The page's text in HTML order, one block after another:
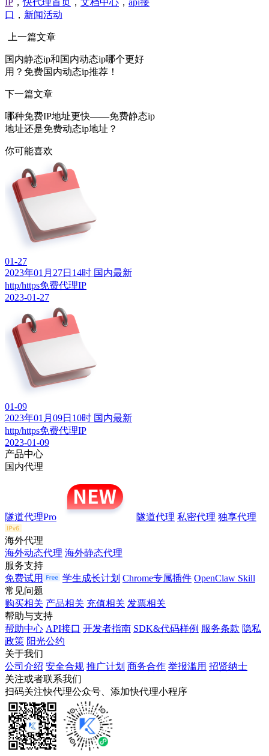
IP ，快代理首页 ， 文档中心 ， api接
口 ， 新闻活动
上一篇文章
国内静态ip和国内动态ip哪个更好
用？免费国内动态ip推荐！
下一篇文章
哪种免费IP地址更快——免费静态ip
地址还是免费动态ip地址？
你可能喜欢
01-27
2023年01月27日14时 国内最新
http/https免费代理IP
2023-01-27
01-09
2023年01月09日10时 国内最新
http/https免费代理IP
2023-01-09
产品中心
国内代理
隧道代理Pro 隧道代理 私密代理 独享代理
海外代理
海外动态代理 海外静态代理
服务支持
免费试用
学生成长计划 Chrome专属插件 OpenClaw Skill
常见问题
购买相关 产品相关 充值相关 发票相关
帮助与支持
帮助中心 API接口 开发者指南 SDK&代码样例 服务条款 隐私
政策 阳光公约
关于我们
公司介绍 安全合规 推广计划 商务合作 举报滥用 招贤纳士
关注或者联系我们
扫码关注快代理公众号、添加快代理小程序